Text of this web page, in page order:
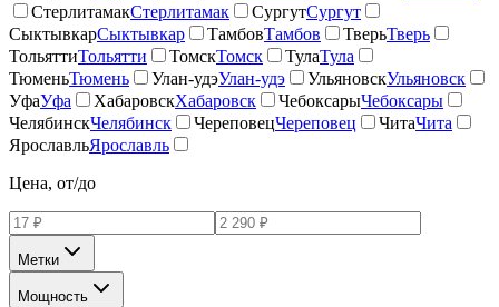
СтерлитамакСтерлитамак СургутСургут
СыктывкарСыктывкар ТамбовТамбов ТверьТверь
ТольяттиТольятти ТомскТомск ТулаТула
ТюменьТюмень Улан-удэУлан-удэ УльяновскУльяновск
УфаУфа ХабаровскХабаровск ЧебоксарыЧебоксары
ЧелябинскЧелябинск ЧереповецЧереповец ЧитаЧита
ЯрославльЯрославль
Цена, от/до
Метки
Мощность